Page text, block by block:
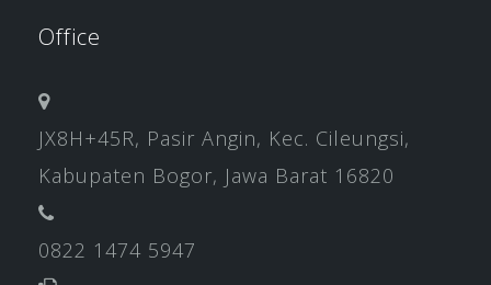
Office
JX8H+45R, Pasir Angin, Kec. Cileungsi,
Kabupaten Bogor, Jawa Barat 16820
0822 1474 5947